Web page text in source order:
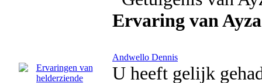
Ervaring van Ayza
Andwello Dennis
U heeft gelijk